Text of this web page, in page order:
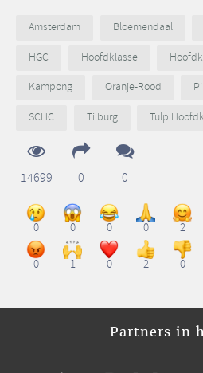
Amsterdam Bloemendaal
HGC
Hoofdklasse
Kampong
Oranje-Rood
SCHC
Tilburg Tulp
14699 0 0
0 0 0 0 2
0 1 0 2 0
Partners in